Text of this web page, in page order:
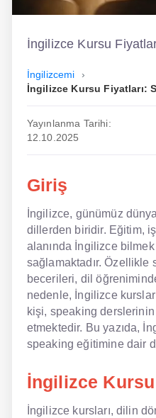
İngilizce
Dil Eğitimi
En Hızlı İngilizce
En Kolay İngilizce
En Uygun İngilizce
Hipnozla İngilizce
Hızlı İngilizce
İngilizce Kursu Yorum
İngilizce Kursu
NLP İngilizce
Online İngilizce
İngilizce Kursu
İngilizcemi
İngilizce Kursu Fiyatları:
Yayınlanma Tarihi:
12.10.2025
Giriş
İngilizce, günümüz
dillerden biridir. Eğitim,
alanında İngilizce
sağlamaktadır. Özellikle
becerileri, dil
nedenle, İngilizce
kişi, speaking derslerinin
etmektedir. Bu yazıda,
speaking eğitimine dair
İngilizce
İngilizce kursları, dilin